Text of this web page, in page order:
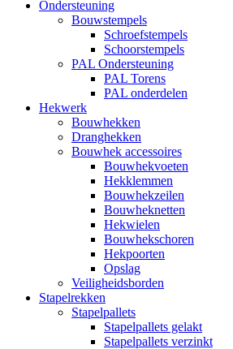
Ondersteuning
Bouwstempels
Schroefstempels
Schoorstempels
PAL Ondersteuning
PAL Torens
PAL onderdelen
Hekwerk
Bouwhekken
Dranghekken
Bouwhek accessoires
Bouwhekvoeten
Hekklemmen
Bouwhekzeilen
Bouwheknetten
Hekwielen
Bouwhekschoren
Hekpoorten
Opslag
Veiligheidsborden
Stapelrekken
Stapelpallets
Stapelpallets gelakt
Stapelpallets verzinkt